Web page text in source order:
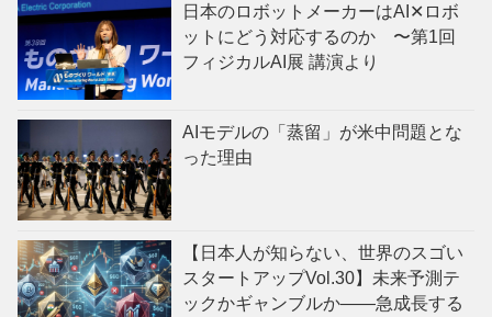
日本のロボットメーカーはAI✕ロボ
ットにどう対応するのか 〜第1回
フィジカルAI展 講演より
AIモデルの「蒸留」が米中問題とな
った理由
【日本人が知らない、世界のスゴい
スタートアップVol.30】未来予測テ
ックかギャンブルか——急成長する